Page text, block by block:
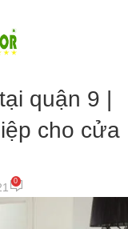
quận 9 |
cho cửa
0